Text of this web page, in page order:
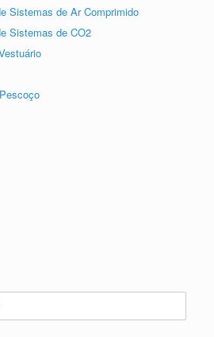
Sistemas de Ar Comprimido
Sistemas de CO2